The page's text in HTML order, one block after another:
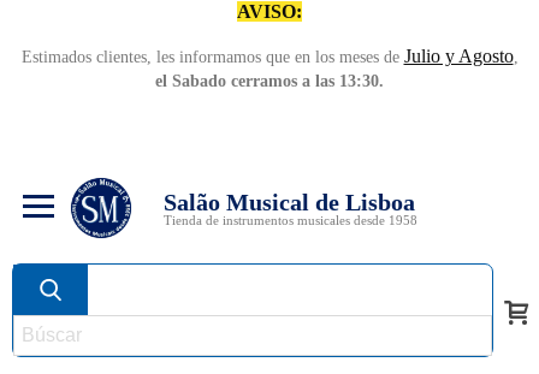
AVISO:
Estimados clientes, les informamos que en los meses de Julio y Agosto,
el Sabado cerramos a las 13:30.
Salão Musical de Lisboa
Tienda de instrumentos musicales desde 1958